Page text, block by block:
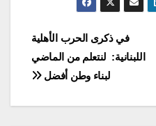
في ذكرى الحرب الأهلية
اللبنانية: لنتعلم من الماضي
لبناء وطن أفضل